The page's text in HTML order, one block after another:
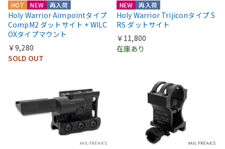
HOT NEW 再入荷
Holy Warrior Aimpointタイプ
CompM2 ダットサイト + WILC
OXタイプマウント
￥9,280
SOLD OUT
NEW 再入荷
Holy Warrior Trijiconタイプ S
RS ダットサイト
￥11,800
在庫あり